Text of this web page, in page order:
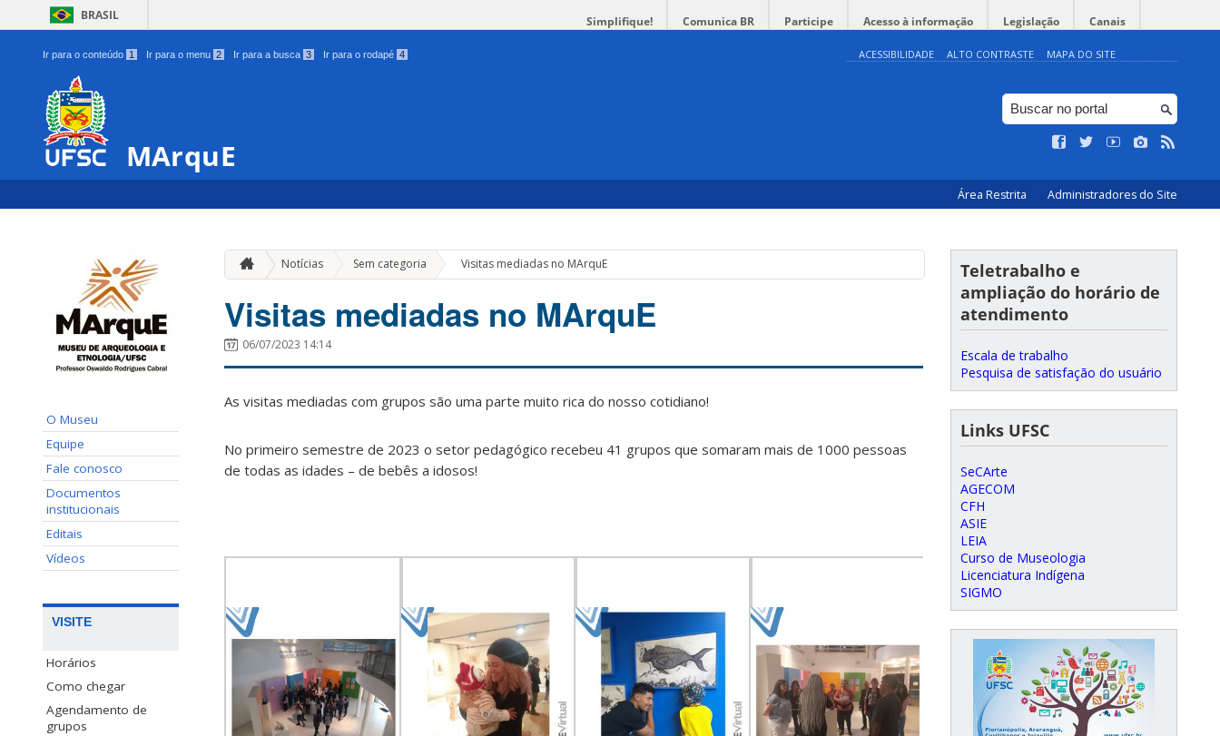
BRASIL Simplifique! Comunica BR Participe Acesso à informação Legislação Canais
Ir para o conteúdo 1 Ir para o menu 2 Ir para a busca 3 Ir para o rodapé 4 ACESSIBILIDADE ALTO CONTRASTE MAPA DO SITE
MArquE
Área Restrita Administradores do Site
O Museu
Equipe
Fale conosco
Documentos
institucionais
Editais
Vídeos
VISITE
Horários
Como chegar
Agendamento de
grupos
Notícias Sem categoria » Visitas mediadas no MArquE
Visitas mediadas no MArquE
06/07/2023 14:14
As visitas mediadas com grupos são uma parte muito rica do nosso cotidiano!
No primeiro semestre de 2023 o setor pedagógico recebeu 41 grupos que somaram mais de 1000 pessoas
de todas as idades – de bebês a idosos!
Teletrabalho e
ampliação do horário de
atendimento
Escala de trabalho
Pesquisa de satisfação do usuário
Links UFSC
SeCArte
AGECOM
CFH
ASIE
LEIA
Curso de Museologia
Licenciatura Indígena
SIGMO